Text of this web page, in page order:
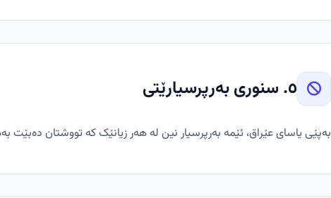
٥. سنوری بەرپرسیارێتی
بەپێی یاسای عێراق، ئێمە بەرپرسیار نین لە هەر زیانێک کە تووشتان دەبێت